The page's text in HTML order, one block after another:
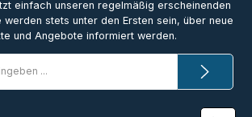
einfach unseren regelmäßig erscheinenden
werden stets unter den Ersten sein, über neue
und Angebote informiert werden.